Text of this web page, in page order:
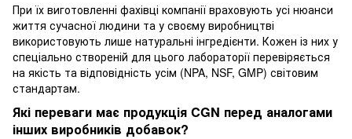
При їх виготовленні фахівці компанії враховують усі нюанси
життя сучасної людини та у своєму виробництві
використовують лише натуральні інгредієнти. Кожен із них у
спеціально створеній для цього лабораторії перевіряється
на якість та відповідність усім (NPA, NSF, GMP) світовим
стандартам.
Які переваги має продукція CGN перед аналогами
інших виробників добавок?